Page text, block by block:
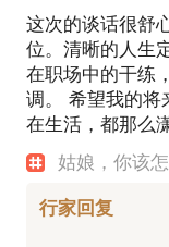
这次的谈话很舒
位。清晰的人生
在职场中的干练
调。 希望我的将
在生活，都那么
姑娘，你该
行家回复